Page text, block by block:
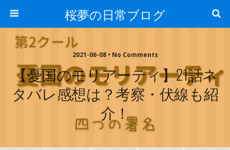
桜夢の日常ブログ
2021-06-08 • No Comments
【憂国のモリアーティ】21話ネ
タバレ感想は？考察・伏線も紹
介！